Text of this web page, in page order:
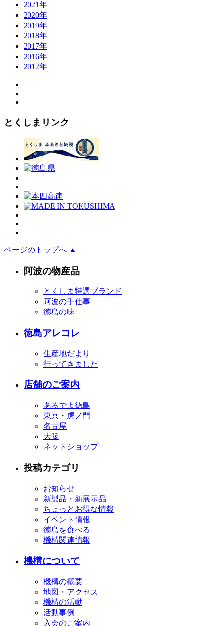
2021年
2020年
2019年
2018年
2017年
2016年
2012年
とくしまリンク
ページのトップへ ▲
阿波の物産品
とくしま特選ブランド
阿波の手仕事
徳島の味
徳島アレコレ
生産地だより
行ってきました
店舗のご案内
あるでよ徳島
東京・虎ノ門
名古屋
大阪
ネットショップ
投稿カテゴリ
お知らせ
新製品・新展示品
ちょっとお得な情報
イベント情報
徳島を食べる
機構関連情報
機構について
機構の概要
地図・アクセス
機構の活動
活動事例
入会のご案内